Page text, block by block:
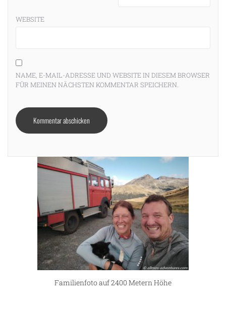
WEBSITE
NAME, E-MAIL-ADRESSE UND WEBSITE IN DIESEM BROWSER
FÜR MEINEN NÄCHSTEN KOMMENTAR SPEICHERN.
Familienfoto auf 2400 Metern Höhe